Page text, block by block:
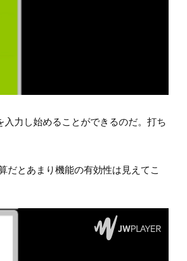
力し始めることができるのだ。打ち
だとあまり機能の有効性は見えてこ